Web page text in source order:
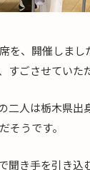
を、開催しま
ごさせていた
二人は栃木県
そうです。
聞き手を引き